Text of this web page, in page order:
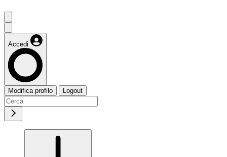
Accedi
Modifica profilo Logout